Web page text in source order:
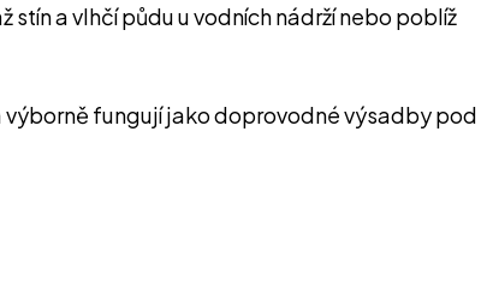
a vlhčí půdu u vodních nádrží nebo poblíž
výborně fungují jako doprovodné výsadby pod